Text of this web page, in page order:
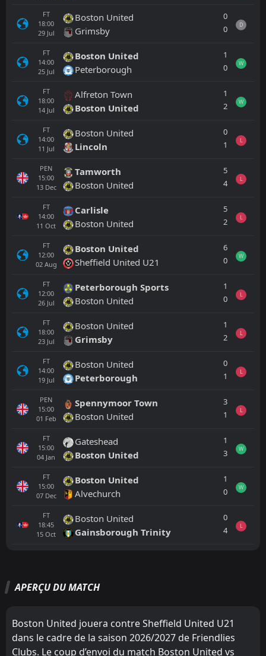
FT
18:00
29 Jul
Boston United
Grimsby
0
0
D
FT
14:00
25 Jul
Boston United
Peterborough
1
0
W
FT
18:00
14 Jul
Alfreton Town
Boston United
1
2
W
FT
14:00
11 Jul
Boston United
Lincoln
0
1
L
PEN
15:00
13 Dec
Tamworth
Boston United
5
4
L
FT
14:00
11 Oct
Carlisle
Boston United
5
2
L
FT
12:00
02 Aug
Boston United
Sheffield United U21
6
0
W
FT
12:00
26 Jul
Peterborough Sports
Boston United
1
0
L
FT
18:00
23 Jul
Boston United
Grimsby
1
2
L
FT
14:00
19 Jul
Boston United
Peterborough
0
1
L
PEN
15:00
01 Feb
Spennymoor Town
Boston United
3
1
L
FT
15:00
04 Jan
Gateshead
Boston United
1
3
W
FT
15:00
07 Dec
Boston United
Alvechurch
1
0
W
FT
18:45
15 Oct
Boston United
Gainsborough Trinity
0
4
L
Aug
APERÇU DU MATCH
Boston United jouera contre Sheffield United U21
dans le cadre de la saison 2026/2027 de Friendlies
Clubs. Le coup d’envoi du match Boston United vs